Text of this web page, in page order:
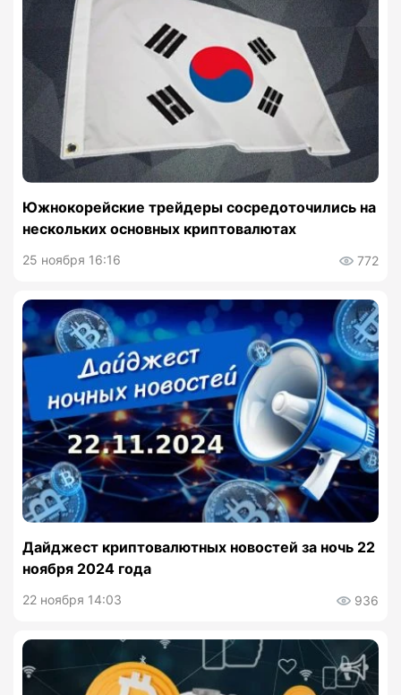
Южнокорейские трейдеры сосредоточились на
нескольких основных криптовалютах
25 ноября 16:16 772
Дайджест криптовалютных новостей за ночь 22
ноября 2024 года
22 ноября 14:03 936